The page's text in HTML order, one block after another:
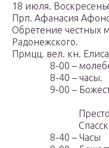
18 июля.
Прп. Афанасия
Обретение честных
Радонежского.
Прмцц. вел. кн.
8-00 –
8-40 – часы.
9-00 –
Спасского
8-40 – Часы